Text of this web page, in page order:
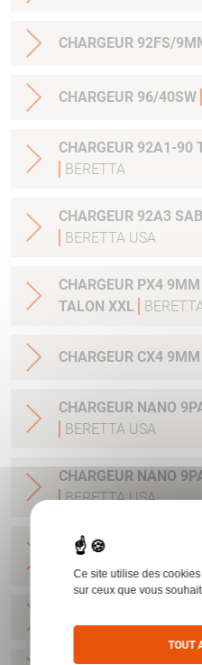
CHARGEUR 92FS/
CHARGEUR 96/40SW
CHARGEUR 92A1-90
BERETTA
CHARGEUR 92A3
BERETTA USA
CHARGEUR PX4
TALON XXL
CHARGEUR CX4
CHARGEUR NANO
BERETTA USA
CHARGEUR NANO
BERETTA USA
CHARGEUR PX4
EXTENSION
BERETTA
Ce site utilise des
sur ceux que vous
TOUT